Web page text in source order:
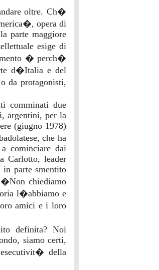
oltre. Ch�
opera di
parte maggiore
esige di
� perch�
d�Italia e del
da protagonisti,
comminati due
argentini, per la
(giugno 1978)
che ha
cominciare dai
Carlotto, leader
in parte smentito
chiediamo
l�abbiamo e
amici e i loro
definita? Noi
siamo certi,
della